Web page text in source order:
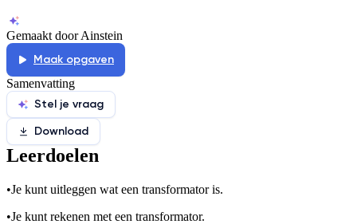
Gemaakt door Ainstein
Maak opgaven
Samenvatting
Stel je vraag
Download
Leerdoelen
•Je kunt uitleggen wat een transformator is.
•Je kunt rekenen met een transformator.